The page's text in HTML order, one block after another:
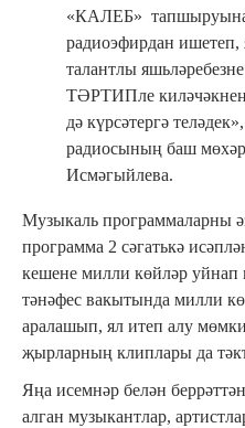
«КАЛЕБ» тапшыруына
радиоэфирдан ишетеп,
талантлы
ТӘРТИПле киләчәкнең
дә күрсәтергә
радиосының баш
Исмәгыйлева.
Музыкаль программаларны
программа 2 сәгатькә
кешене милли көйләр
тәнәфес вакытында милли
аралашып, ял итеп алу
җырларның клиплары да
Яңа исемнәр белән
алган музыкантлар,